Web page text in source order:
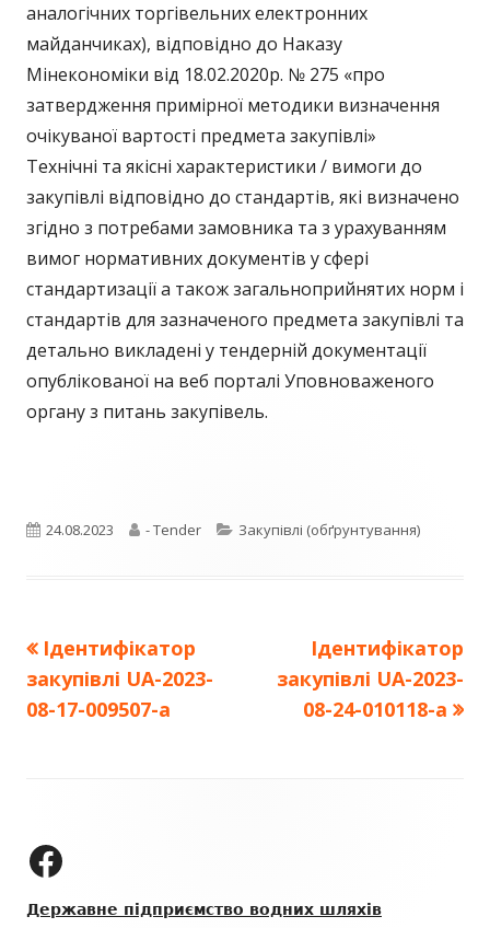
аналогічних торгівельних електронних
майданчиках), відповідно до Наказу
Мінекономіки від 18.02.2020р. № 275 «про
затвердження примірної методики визначення
очікуваної вартості предмета закупівлі»
Технічні та якісні характеристики / вимоги до
закупівлі відповідно до стандартів, які визначено
згідно з потребами замовника та з урахуванням
вимог нормативних документів у сфері
стандартизації а також загальноприйнятих норм і
стандартів для зазначеного предмета закупівлі та
детально викладені у тендерній документації
опублікованої на веб порталі Уповноваженого
органу з питань закупівель.
Опубліковано
24.08.2023 Автор
- Tender Категорії
Закупівлі (обґрунтування)
Навігація
записів
Попередня
стаття:
Ідентифікатор
закупівлі UA-2023-
08-17-009507-a
Наступна
стаття:
Ідентифікатор
закупівлі UA-2023-
08-24-010118-a
колонтитулу
ДП "УКРВОДШЛЯХ" на Facebook
Державне підприємство водних шляхів